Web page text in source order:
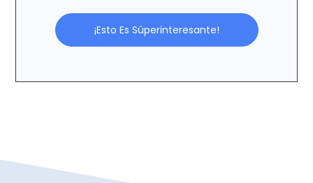
¡Esto Es Súperinteresante!